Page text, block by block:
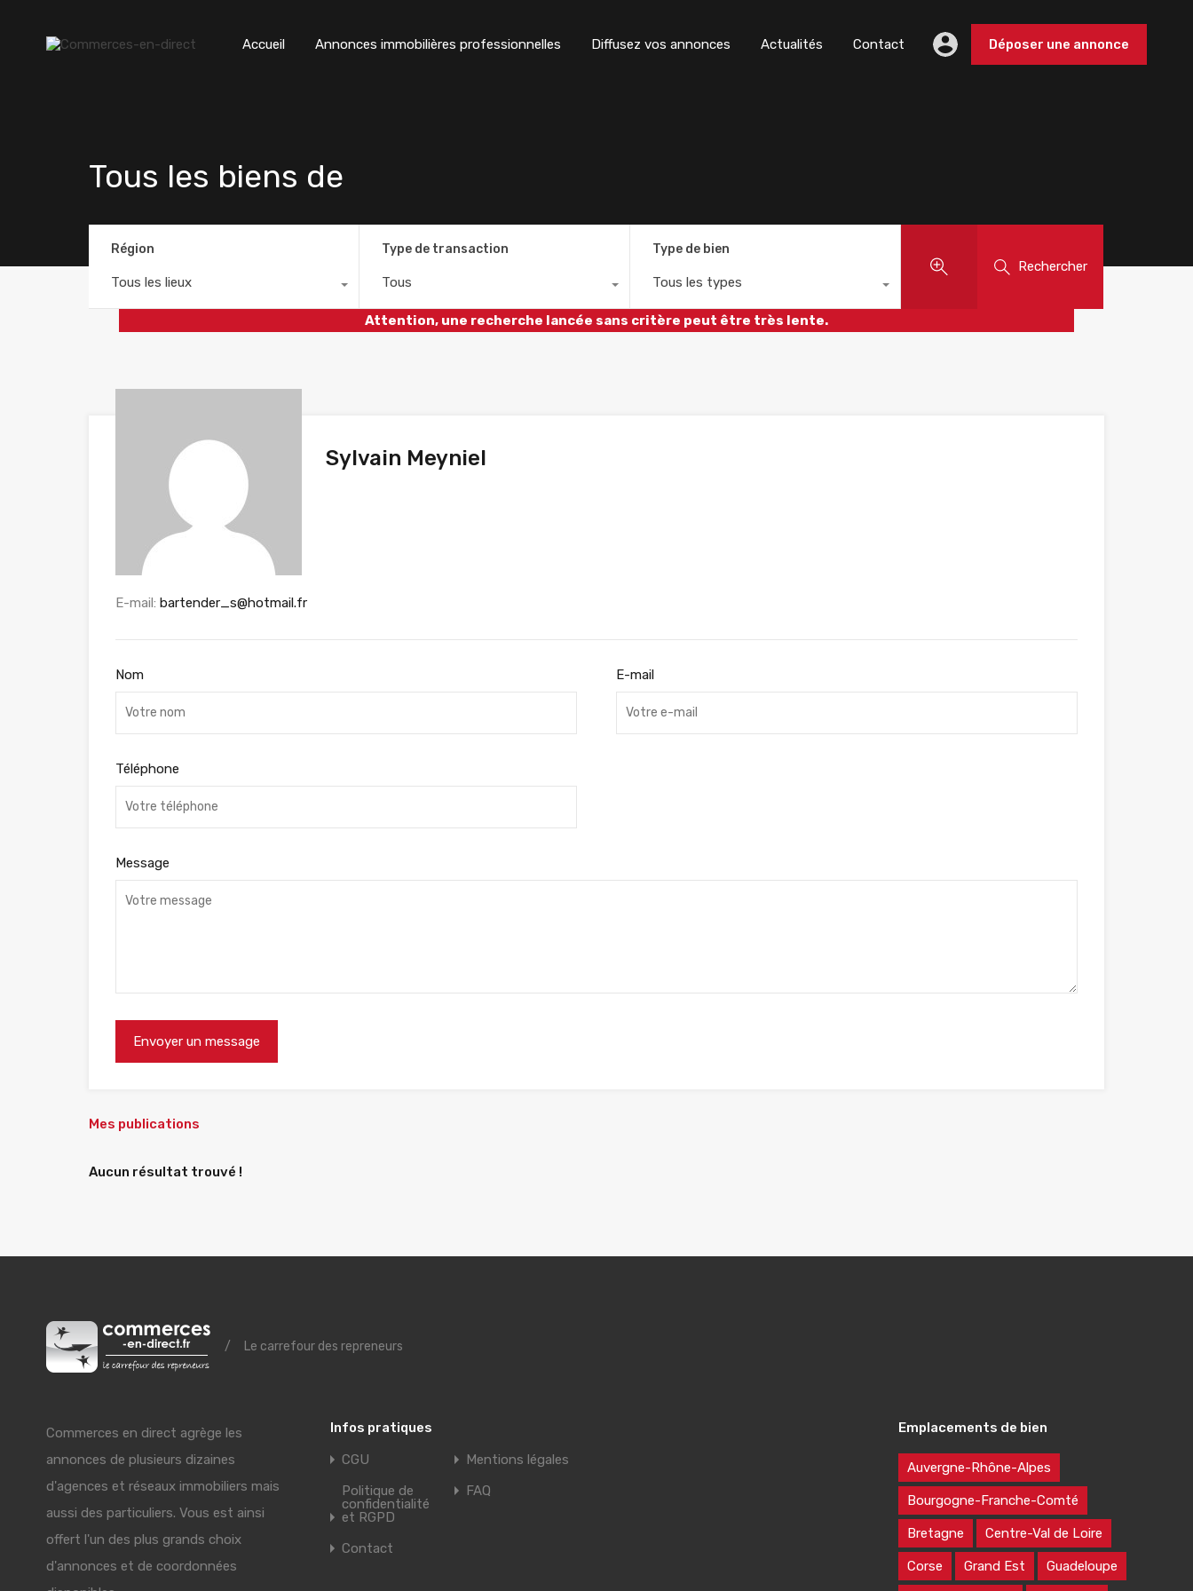
Accueil Annonces immobilières professionnelles Diffusez vos annonces Actualités Contact Déposer une annonce
Tous les biens de
Région
Tous les lieux
Type de transaction
Tous
Type de bien
Tous les types
Rechercher
Attention, une recherche lancée sans critère peut être très lente.
Sylvain Meyniel
E-mail: bartender_s@hotmail.fr
Nom E-mail
Téléphone
Message
Mes publications
Aucun résultat trouvé !
/ Le carrefour des repreneurs
Commerces en direct agrège les
annonces de plusieurs dizaines
d'agences et réseaux immobiliers mais
aussi des particuliers. Vous est ainsi
offert l'un des plus grands choix
d'annonces et de coordonnées
Infos pratiques
CGU
Mentions légales
Politique de
confidentialité
et RGPD
FAQ
Contact
Emplacements de bien
Auvergne-Rhône-Alpes
Bourgogne-Franche-Comté
Bretagne Centre-Val de Loire
Corse Grand Est Guadeloupe